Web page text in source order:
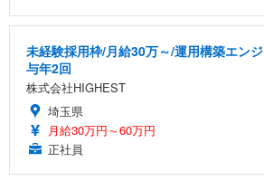
未経験採用枠/月給30万～/運用構築エン
与年2回
株式会社HIGHEST
埼玉県
月給30万円～60万円
正社員